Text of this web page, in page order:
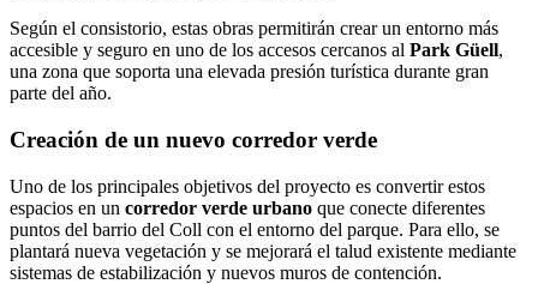
Según el consistorio, estas obras permitirán crear un entorno más
accesible y seguro en uno de los accesos cercanos al Park Güell,
una zona que soporta una elevada presión turística durante gran
parte del año.
Creación de un nuevo corredor verde
Uno de los principales objetivos del proyecto es convertir estos
espacios en un corredor verde urbano que conecte diferentes
puntos del barrio del Coll con el entorno del parque. Para ello, se
plantará nueva vegetación y se mejorará el talud existente mediante
sistemas de estabilización y nuevos muros de contención.